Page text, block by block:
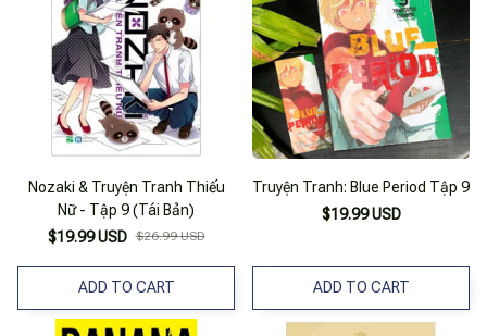
Nozaki & Truyện Tranh Thiếu
Nữ - Tập 9 (Tái Bản)
$19.99 USD $26.99 USD
ADD TO CART
Truyện Tranh: Blue Period Tập 9
$19.99 USD
ADD TO CART